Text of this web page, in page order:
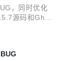
页支持SEO优
，增加配置选
，同时优化
源码和Ghos
Ghost博客。
客更新通知，